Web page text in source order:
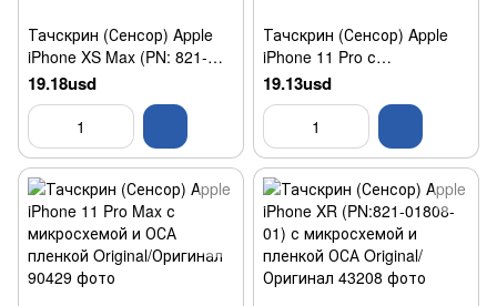
Тачскрин (Сенсор) Apple
iPhone XS Max (PN: 821-
02157-A) с микросхемой и
пленкой ОСА Original/
Оригинал
19.18usd
Тачскрин (Сенсор) Apple
iPhone 11 Pro с
микросхемой и OCA
пленкой Original/Оригинал
19.13usd